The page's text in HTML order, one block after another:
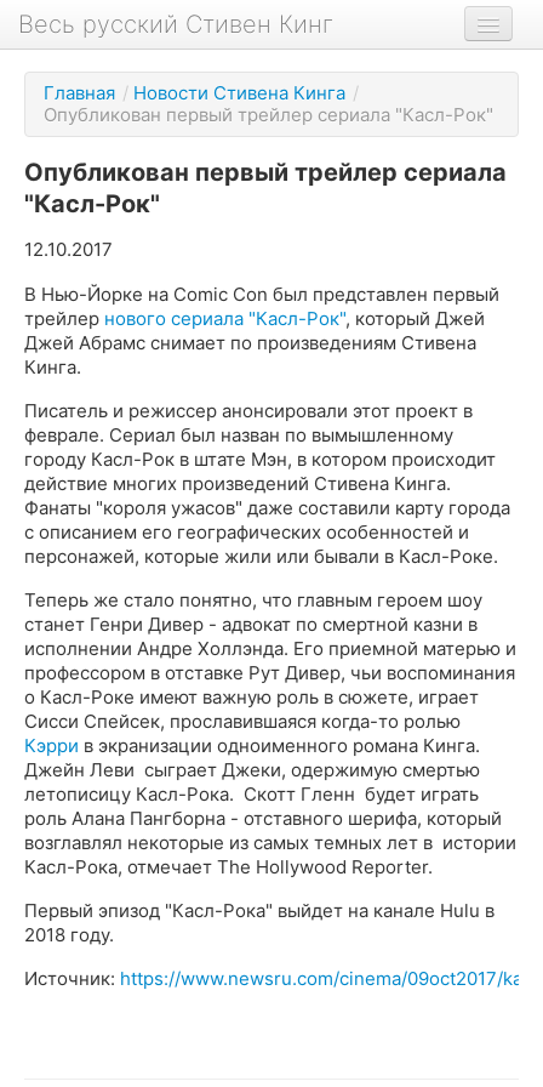
Весь русский Стивен Кинг
Книги
Фильмы
Аудиокниги
Новости сайта
Новости Кинга
Биография
О проекте
Главная / Новости Стивена Кинга /
Опубликован первый трейлер сериала "Касл-Рок"
Опубликован первый трейлер сериала
"Касл-Рок"
12.10.2017
В Нью-Йорке на Comic Con был представлен первый
трейлер нового сериала "Касл-Рок", который Джей
Джей Абрамс снимает по произведениям Стивена
Кинга.
Писатель и режиссер анонсировали этот проект в
феврале. Сериал был назван по вымышленному
городу Касл-Рок в штате Мэн, в котором происходит
действие многих произведений Стивена Кинга.
Фанаты "короля ужасов" даже составили карту города
с описанием его географических особенностей и
персонажей, которые жили или бывали в Касл-Роке.
Теперь же стало понятно, что главным героем шоу
станет Генри Дивер - адвокат по смертной казни в
исполнении Андре Холлэнда. Его приемной матерью и
профессором в отставке Рут Дивер, чьи воспоминания
о Касл-Роке имеют важную роль в сюжете, играет
Сисси Спейсек, прославившаяся когда-то ролью
Кэрри в экранизации одноименного романа Кинга.
Джейн Леви сыграет Джеки, одержимую смертью
летописицу Касл-Рока. Скотт Гленн будет играть
роль Алана Пангборна - отставного шерифа, который
возглавлял некоторые из самых темных лет в ​​истории
Касл-Рока, отмечает The Hollywood Reporter.
Первый эпизод "Касл-Рока" выйдет на канале Hulu в
2018 году.
Источник: https://www.newsru.com/cinema/09oct2017/